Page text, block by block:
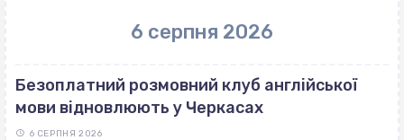
6 серпня 2026
Безоплатний розмовний клуб англійської
мови відновлюють у Черкасах
6 СЕРПНЯ 2026